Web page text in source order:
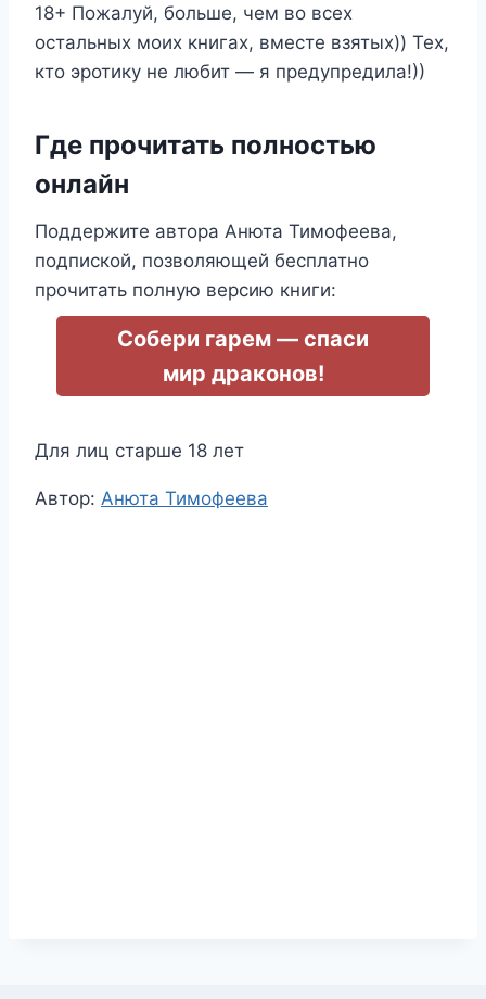
18+ Пожалуй, больше, чем во всех
остальных моих книгах, вместе взятых)) Тех,
кто эротику не любит — я предупредила!))
Где прочитать полностью
онлайн
Поддержите автора Анюта Тимофеева,
подпиской, позволяющей бесплатно
прочитать полную версию книги:
Собери гарем — спаси
мир драконов!
Для лиц старше 18 лет
Метки
Автор: Анюта Тимофеева